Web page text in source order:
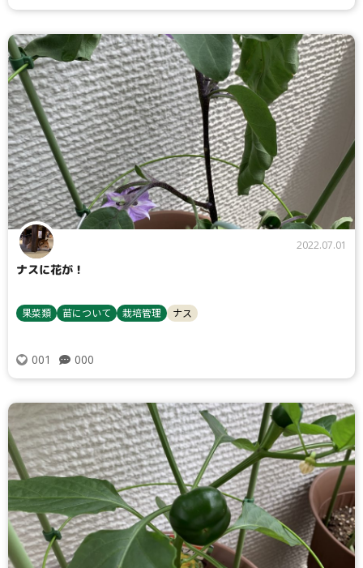
大テーマ
小テーマ
検索
2022.07.01
ナスに花が！
果菜類 苗について 栽培管理 ナス
001 000